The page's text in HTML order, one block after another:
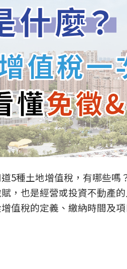
5種土地增值稅，有哪些嗎
，也是經營或投資不動產
值稅的定義、繳納時間及